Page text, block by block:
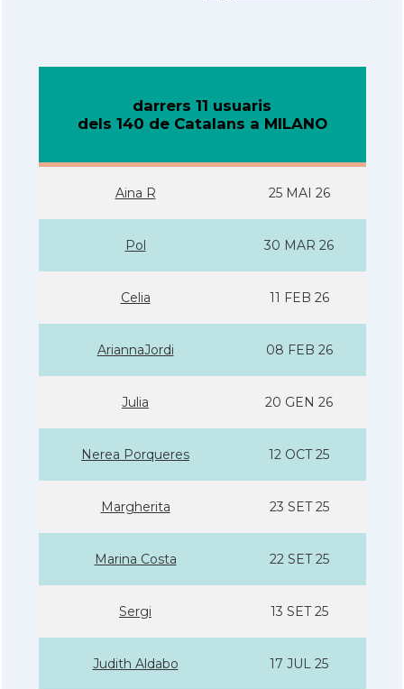
darrers 11 usuaris
dels 140 de Catalans a MILANO
Aina R 25 MAI 26
Pol 30 MAR 26
Celia 11 FEB 26
AriannaJordi 08 FEB 26
Julia 20 GEN 26
Nerea Porqueres 12 OCT 25
Margherita 23 SET 25
Marina Costa 22 SET 25
Sergi 13 SET 25
Judith Aldabo 17 JUL 25